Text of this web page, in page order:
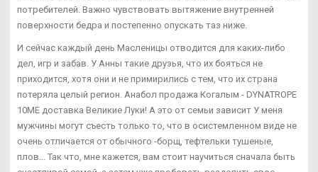
потребителей. Важно чувствовать вытяжение внутренней
поверхности бедра и постепенно опускать таз ниже.
И сейчас каждый день Масленицы отводится для каких-либо
дел, игр и забав. У Анны такие друзья, что их бояться не
приходится, хотя они и не примирились с тем, что их страна
потеряла целый регион. Анабол продажа Когалым - DYNATROPE
10ME доставка Великие Луки! А это от семьи зависит У меня
мужчины могут съесть только то, что в осистемленном виде не
очень отличается от обычного -борщ, тефтельки тушеные,
плов... Так что, мне кажется, вам стоит научиться сначала быть